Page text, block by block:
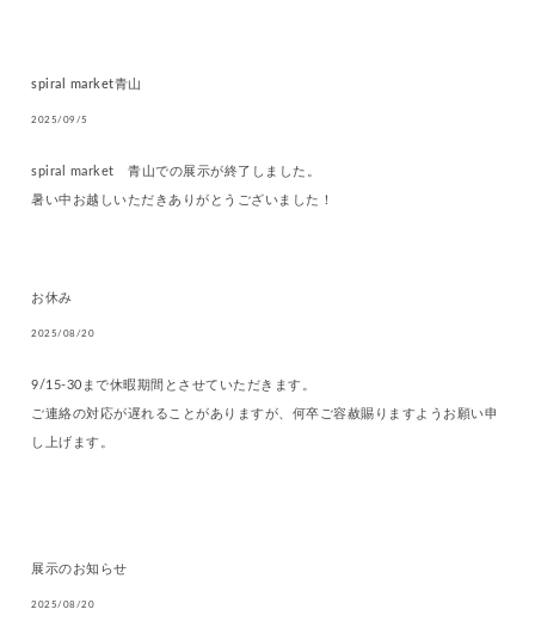
spiral market青山
2025/09/5
spiral market 青山での展示が終了しました。
暑い中お越しいただきありがとうございました！
お休み
2025/08/20
9/15-30まで休暇期間とさせていただきます。
ご連絡の対応が遅れることがありますが、何卒ご容赦賜りますようお願い申
し上げます。
展示のお知らせ
2025/08/20